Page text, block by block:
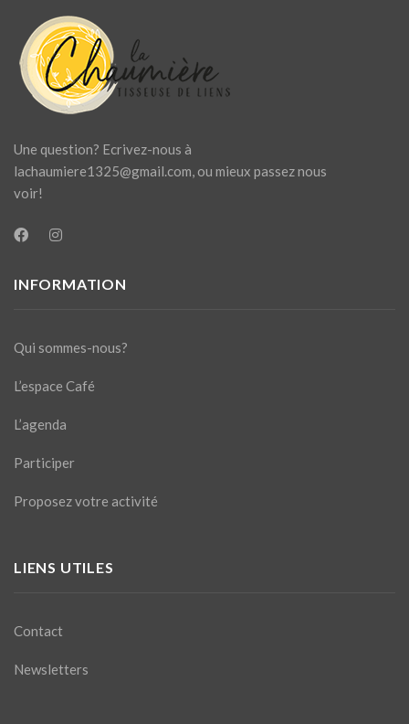
Une question? Ecrivez-nous à
lachaumiere1325@gmail.com, ou mieux passez nous
voir!
INFORMATION
Qui sommes-nous?
L’espace Café
L’agenda
Participer
Proposez votre activité
LIENS UTILES
Contact
Newsletters